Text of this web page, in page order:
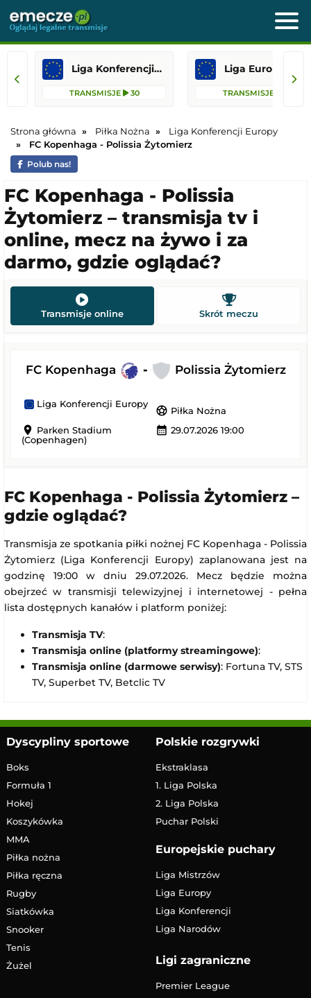
Liga Konferencji Europy
TRANSMISJE 30
Liga Europejska
TRANSMISJE
Strona główna Piłka Nożna
Liga Konferencji Europy
FC Kopenhaga - Polissia Żytomierz
Polub nas!
FC Kopenhaga - Polissia
Żytomierz – transmisja tv i
online, mecz na żywo i za
darmo, gdzie oglądać?
Transmisje online Skrót meczu
FC Kopenhaga - Polissia Żytomierz
Liga Konferencji Europy
sports_soccer Piłka Nożna
location_on Parken Stadium
(Copenhagen)
calendar_month 29.07.2026 19:00
FC Kopenhaga - Polissia Żytomierz –
gdzie oglądać?
Transmisja ze spotkania piłki nożnej FC Kopenhaga - Polissia
Żytomierz (Liga Konferencji Europy) zaplanowana jest na
godzinę 19:00 w dniu 29.07.2026. Mecz będzie można
obejrzeć w transmisji telewizyjnej i internetowej - pełna
lista dostępnych kanałów i platform poniżej:
Transmisja TV:
Transmisja online (platformy streamingowe):
Transmisja online (darmowe serwisy): Fortuna TV, STS
TV, Superbet TV, Betclic TV
Dyscypliny sportowe
Boks
Formuła 1
Hokej
Koszykówka
MMA
Piłka nożna
Piłka ręczna
Rugby
Siatkówka
Snooker
Tenis
Żużel
Polskie rozgrywki
Ekstraklasa
1. Liga Polska
2. Liga Polska
Puchar Polski
Europejskie puchary
Liga Mistrzów
Liga Europy
Liga Konferencji
Liga Narodów
Ligi zagraniczne
Premier League